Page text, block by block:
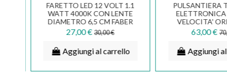
FARETTO LED 12 VOLT 1.1
WATT 4000K CON LENTE
DIAMETRO 6,5 CM FABER
SMEG 133.0456.642
27,00 € 30,00 €
Aggiungi al carrello
PULSANTIERA
ELETTRONICA
VELOCITA'
63,00 €
Aggiungi